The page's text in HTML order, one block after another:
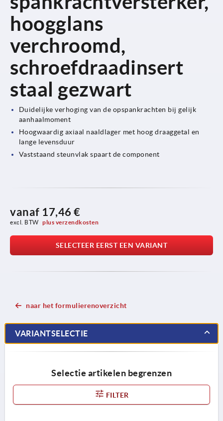
hoogglans
verchroomd,
schroefdraadinsert
staal gezwart
Duidelijke verhoging van de opspankrachten bij gelijk
aanhaalmoment
Hoogwaardig axiaal naaldlager met hoog draaggetal en
lange levensduur
Vaststaand steunvlak spaart de component
vanaf 17,46 €
excl. BTW plus verzendkosten
SELECTEER EERST EEN VARIANT
naar het formulierenoverzicht
VARIANTSELECTIE
Selectie artikelen begrenzen
FILTER